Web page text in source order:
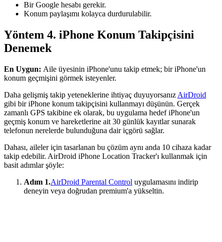
Bir Google hesabı gerekir.
Konum paylaşımı kolayca durdurulabilir.
Yöntem 4. iPhone Konum Takipçisini
Denemek
En Uygun: Aile üyesinin iPhone'unu takip etmek; bir iPhone'un
konum geçmişini görmek isteyenler.
Daha gelişmiş takip yeteneklerine ihtiyaç duyuyorsanız AirDroid
gibi bir iPhone konum takipçisini kullanmayı düşünün. Gerçek
zamanlı GPS takibine ek olarak, bu uygulama hedef iPhone'un
geçmiş konum ve hareketlerine ait 30 günlük kayıtlar sunarak
telefonun nerelerde bulunduğuna dair içgörü sağlar.
Dahası, aileler için tasarlanan bu çözüm aynı anda 10 cihaza kadar
takip edebilir. AirDroid iPhone Location Tracker'ı kullanmak için
basit adımlar şöyle:
Adım 1.AirDroid Parental Control uygulamasını indirip
deneyin veya doğrudan premium'a yükseltin.